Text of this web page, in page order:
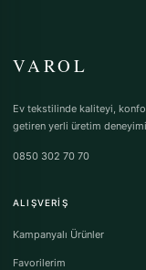
VAROL
Ev tekstilinde kaliteyi,
getiren yerli üretim
0850 302 70 70
ALIŞVERIŞ
Kampanyalı Ürünler
Favorilerim